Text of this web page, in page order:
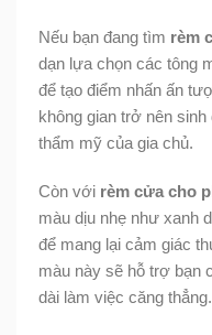
Nếu bạn đang tìm rèm
dạn lựa chọn các tông
để tạo điểm nhấn ấn
không gian trở nên
thẩm mỹ của gia chủ.
Còn với rèm cửa cho
màu dịu nhẹ như xanh
để mang lại cảm giác
màu này sẽ hỗ trợ bạn
dài làm việc căng thẳng.